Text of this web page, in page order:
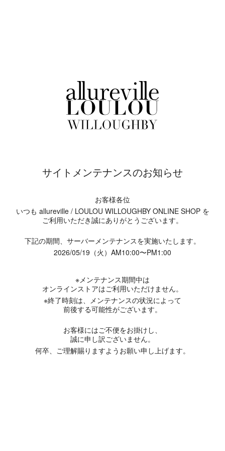
サイトメンテナンスのお知らせ
お客様各位
いつも allureville / LOULOU WILLOUGHBY ONLINE SHOP を
ご利用いただき誠にありがとうございます。
下記の期間、サーバーメンテナンスを実施いたします。
2026/05/19（火）AM10:00〜PM1:00
※メンテナンス期間中は
オンラインストアはご利用いただけません。
※終了時刻は、メンテナンスの状況によって
前後する可能性がございます。
お客様にはご不便をお掛けし、
誠に申し訳ございません。
何卒、ご理解賜りますようお願い申し上げます。